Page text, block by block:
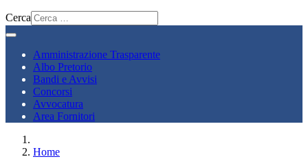
Cerca
Amministrazione Trasparente
Albo Pretorio
Bandi e Avvisi
Concorsi
Avvocatura
Area Fornitori
Home